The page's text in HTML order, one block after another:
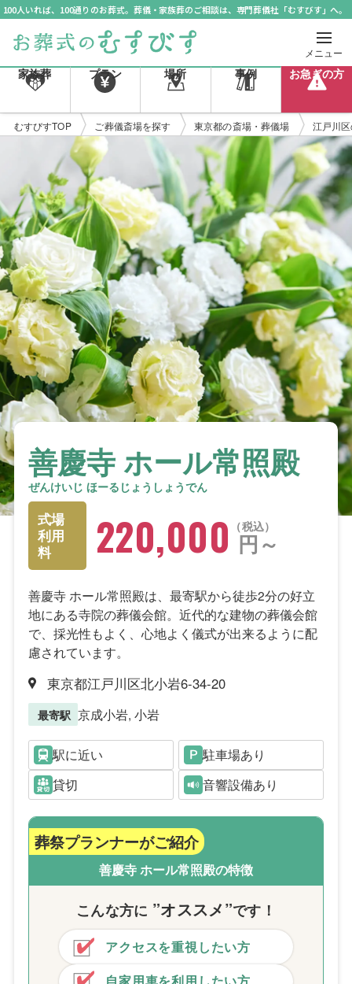
100人いれば、100通りのお葬式。葬儀・家族葬のご相談は、専門葬儀社「むすびす」へ。
メニュー
家族葬 プラン 場所 事例 お急ぎの方
むすびすTOP ご葬儀斎場を探す 東京都の斎場・葬儀場 江戸川
善慶寺 ホール常照殿
ぜんけいじ ほーるじょうしょうでん
式場
利用
料
税込
220,000 円～
善慶寺 ホール常照殿は、最寄駅から徒歩2分の好立
地にある寺院の葬儀会館。近代的な建物の葬儀会館
で、採光性もよく、心地よく儀式が出来るように配
慮されています。
東京都江戸川区北小岩6-34-20
最寄駅 京成小岩, 小岩
駅に近い
駐車場あり
貸切
音響設備あり
葬祭プランナーがご紹介
善慶寺 ホール常照殿の特徴
こんな方に ”オススメ”です！
アクセスを重視したい方